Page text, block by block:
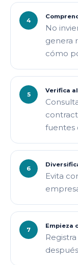
No
genera
cómo
Verifica
fuentes
Evita
Empieza